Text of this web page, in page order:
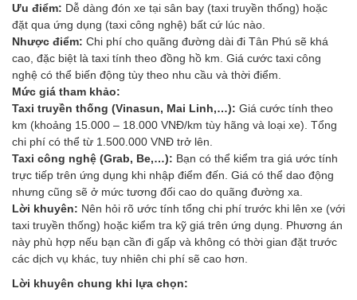
Ưu điểm: Dễ dàng đón xe tại sân bay (taxi truyền thống) hoặc
đặt qua ứng dụng (taxi công nghệ) bất cứ lúc nào.
Nhược điểm: Chi phí cho quãng đường dài đi Tân Phú sẽ khá
cao, đặc biệt là taxi tính theo đồng hồ km. Giá cước taxi công
nghệ có thể biến động tùy theo nhu cầu và thời điểm.
Mức giá tham khảo:
Taxi truyền thống (Vinasun, Mai Linh,…): Giá cước tính theo
km (khoảng 15.000 – 18.000 VNĐ/km tùy hãng và loại xe). Tổng
chi phí có thể từ 1.500.000 VNĐ trở lên.
Taxi công nghệ (Grab, Be,…): Bạn có thể kiểm tra giá ước tính
trực tiếp trên ứng dụng khi nhập điểm đến. Giá có thể dao động
nhưng cũng sẽ ở mức tương đối cao do quãng đường xa.
Lời khuyên: Nên hỏi rõ ước tính tổng chi phí trước khi lên xe (với
taxi truyền thống) hoặc kiểm tra kỹ giá trên ứng dụng. Phương án
này phù hợp nếu bạn cần đi gấp và không có thời gian đặt trước
các dịch vụ khác, tuy nhiên chi phí sẽ cao hơn.
Lời khuyên chung khi lựa chọn: